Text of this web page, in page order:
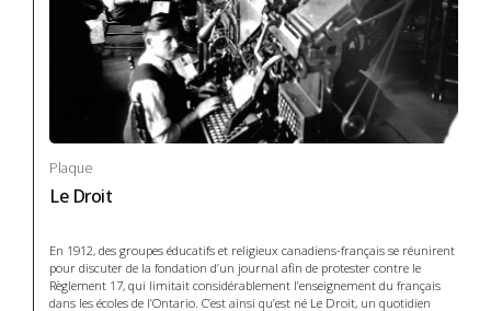
Plaque
Le Droit
En 1912, des groupes éducatifs et religieux canadiens-français se réunirent
pour discuter de la fondation d’un journal afin de protester contre le
Règlement 17, qui limitait considérablement l’enseignement du français
dans les écoles de l’Ontario. C’est ainsi qu’est né Le Droit, un quotidien